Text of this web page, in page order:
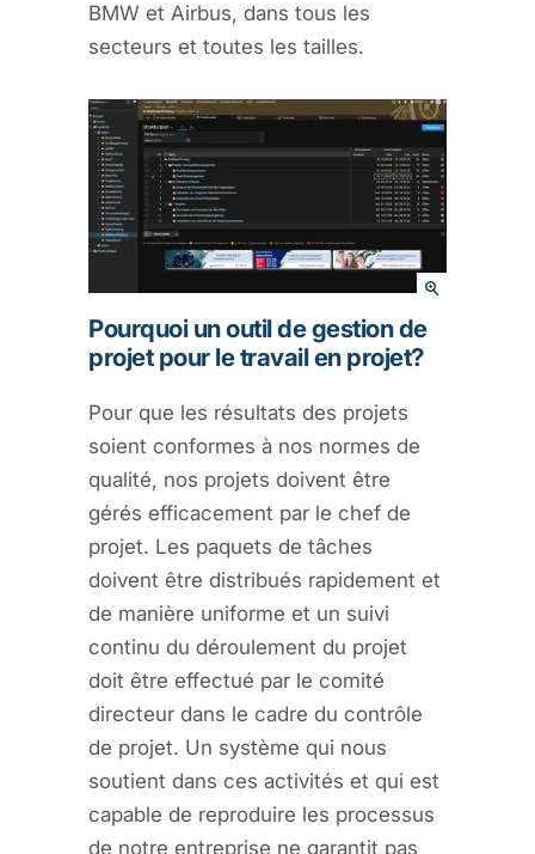
BMW et Airbus, dans tous les
secteurs et toutes les tailles.
Pourquoi un outil de gestion de
projet pour le travail en projet?
Pour que les résultats des projets
soient conformes à nos normes de
qualité, nos projets doivent être
gérés efficacement par le chef de
projet. Les paquets de tâches
doivent être distribués rapidement et
de manière uniforme et un suivi
continu du déroulement du projet
doit être effectué par le comité
directeur dans le cadre du contrôle
de projet. Un système qui nous
soutient dans ces activités et qui est
capable de reproduire les processus
de notre entreprise ne garantit pas